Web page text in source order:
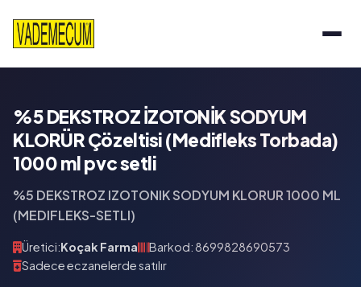
%5 DEKSTROZ İZOTONİK SODYUM
KLORÜR Çözeltisi (Medifleks Torbada)
1000 ml pvc setli
%5 DEKSTROZ IZOTONIK SODYUM KLORUR 1000 ML
(MEDIFLEKS-SETLI)
Üretici:Koçak Farma
Barkod: 8699828690573
Sadece eczanelerde satılır